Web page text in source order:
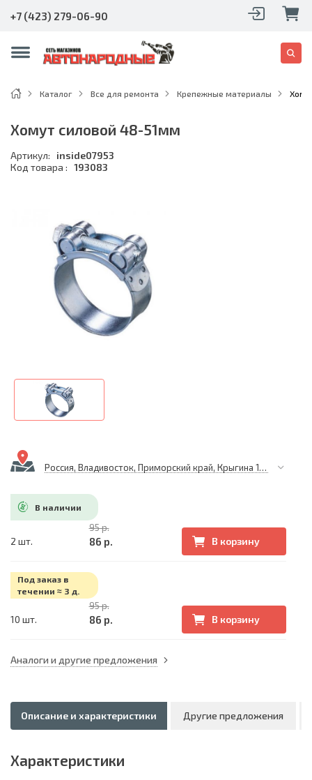
+7 (423) 279-06-90
Каталог Все для ремонта Крепежные материалы
Хомут силовой 48-51мм
Артикул:
inside07953
Код товара : 193083
Россия, Владивосток, Приморский край, Крыгина 105
В наличии
2 шт.
95 р.
86 р. В корзину
Под заказ в
течении ≈ 3 д.
10 шт.
95 р.
86 р. В корзину
Аналоги и другие предложения
Описание и характеристики Другие предложения
Характеристики